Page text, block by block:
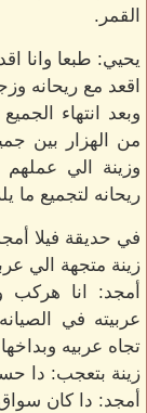
القمر.
يحيي: طبعا وانا
اقعد مع ريحانه
وبعد انتهاء
من الهزار بين
وزينة الي
ريحانه لتجميع ما
في حديقة فيلا
زينة متجهة الي
أمجد: انا
عربيته في
تجاه عربيه
زينة بتعجب: دا
أمجد: دا كان سواق